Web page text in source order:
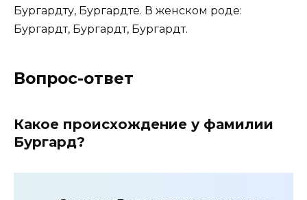
Бургардту, Бургардте. В женском роде:
Бургардт, Бургардт, Бургардт.
Вопрос-ответ
Какое происхождение у фамилии
Бургард?